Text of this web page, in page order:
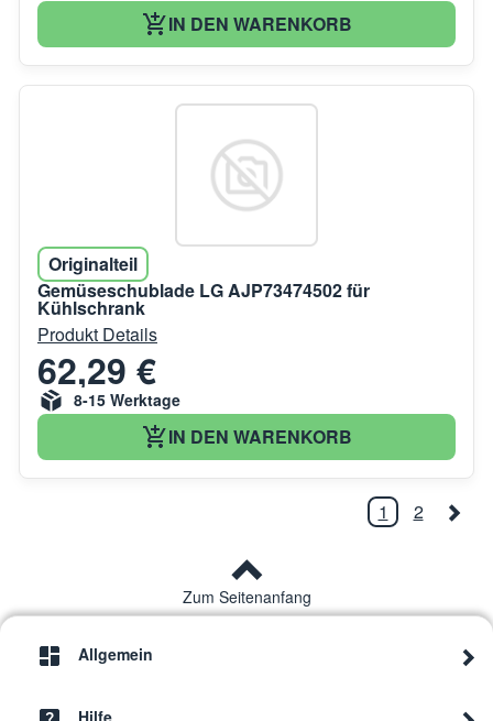
IN DEN WARENKORB
Originalteil
Gemüseschublade LG AJP73474502 für
Kühlschrank
Produkt Details
62,29 €
8-15 Werktage
IN DEN WARENKORB
1 2
Zum Seitenanfang
Allgemein